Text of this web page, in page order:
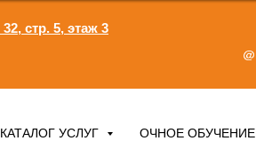
стр. 5, этаж 3
КАТАЛОГ УСЛУГ ОЧНОЕ ОБУЧЕНИЕ